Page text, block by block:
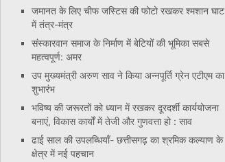
जमानत के लिए चीफ जस्टिस की फोटो रखकर श्मशान घाट
में तंत्र-मंत्र
संस्कारवान समाज के निर्माण में बेटियों की भूमिका सबसे
महत्वपूर्ण: अमर
उप मुख्यमंत्री अरुण साव ने किया अन्नपूर्ति ग्रेन एटीएम का
शुभारंभ
भविष्य की जरूरतों को ध्यान में रखकर दूरदर्शी कार्ययोजना
बनाएं, विकास कार्यों में तेजी और गुणवत्ता हो : साव
ढाई साल की उपलब्धियाँ- छत्तीसगढ़ का श्रमिक कल्याण के
क्षेत्र में नई पहचान